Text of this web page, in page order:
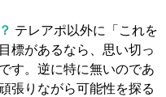
テレアポ以外に「これを
標があるなら、思い切っ
す。逆に特に無いのであ
張りながら可能性を探る